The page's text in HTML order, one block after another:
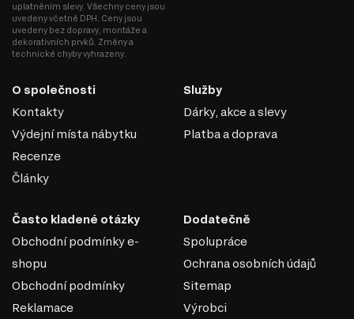
uplatněním slevy. Všechny ceny jsou
uvedeny včetně DPH. Ceny jsou
uvedeny bez dopravy, montáže a
dekorativních prvků. Změny a
technické chyby vyhrazeny.
O společnosti
Kontakty
Výdejní místa nábytku
Recenze
Články
Služby
Dárky, akce a slevy
Platba a doprava
Často kladené otázky
Obchodní podmínky e-
shopu
Obchodní podmínky
Reklamace
Dodatečně
Spolupráce
Ochrana osobních údajů
Sitemap
Výrobci